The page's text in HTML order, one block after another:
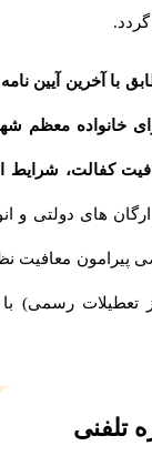
آیین نامه ها
معظم شهدا،
کفالت، شرایط اخذ
های دولتی و انواع
معافیت نظام
رسمی) با ما